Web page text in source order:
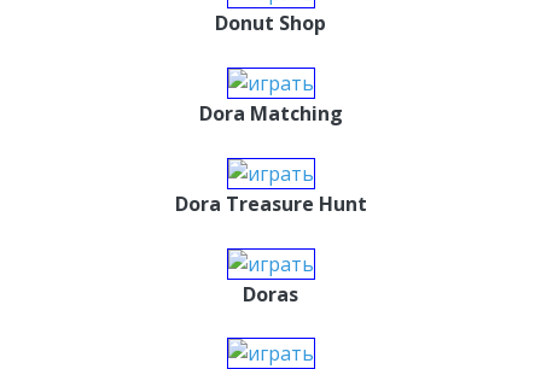
Donut Shop
Dora Matching
Dora Treasure Hunt
Doras